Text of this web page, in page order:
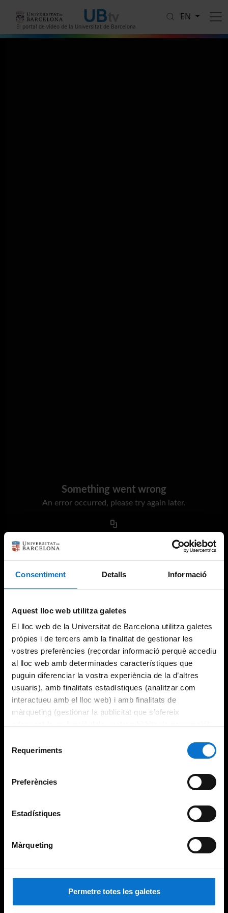
Consentiment Detalls Informació
Aquest lloc web utilitza galetes
El lloc web de la Universitat de Barcelona utilitza galetes
pròpies i de tercers amb la finalitat de gestionar les
vostres preferències (recordar informació perquè accediu
al lloc web amb determinades característiques que
puguin diferenciar la vostra experiència de la d’altres
usuaris), amb finalitats estadístiques (analitzar com
interactueu amb el lloc web) i amb finalitats de
màrqueting (gestionar la publicitat que s’ofereix
consultar laPolítica de galetes del lloc web de la
Requeriments
Preferències
Estadístiques
Màrqueting
Permetre totes les galetes
El portal de vídeo de la Universitat de Barcelona
EN
Something went wrong
An error occurred, please try again later.